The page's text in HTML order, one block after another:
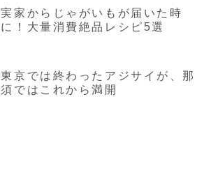
実家からじゃがいもが届いた時
に！大量消費絶品レシピ5選
東京では終わったアジサイが、那
須ではこれから満開